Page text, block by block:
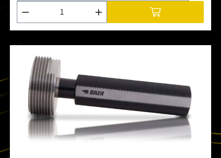
Quantité de produit : Entrez la quantité souhaitée ou